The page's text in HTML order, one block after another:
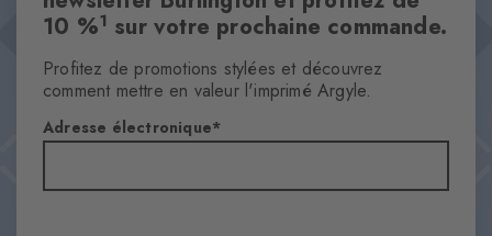
Motifs
autremotif
Transparence
Opaque
Matière
Aspect
10 %1 sur votre prochaine commande.
Profitez de promotions stylées et découvrez
comment mettre en valeur l'imprimé Argyle.
Adresse électronique